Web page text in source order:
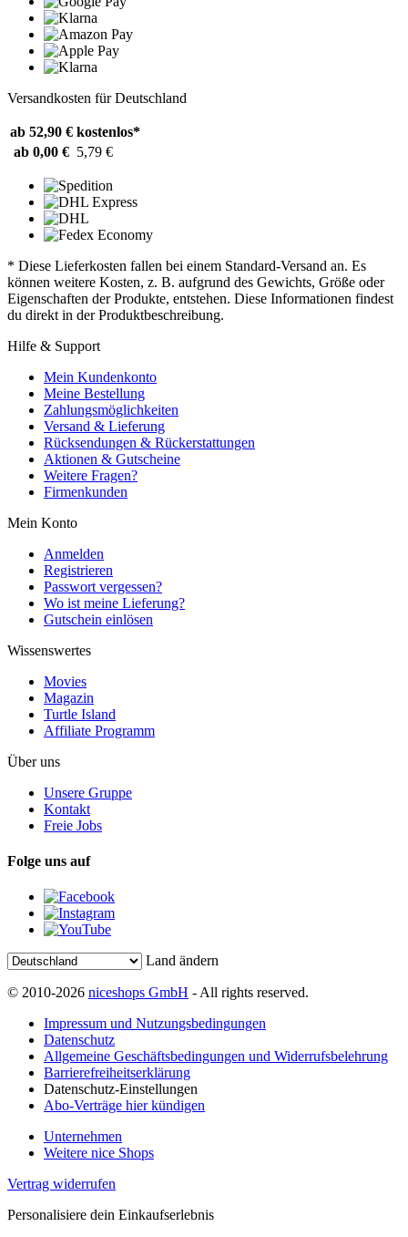
Versandkosten für Deutschland
ab 52,90 € kostenlos*
ab 0,00 € 5,79 €
* Diese Lieferkosten fallen bei einem Standard-Versand an. Es
können weitere Kosten, z. B. aufgrund des Gewichts, Größe oder
Eigenschaften der Produkte, entstehen. Diese Informationen findest
du direkt in der Produktbeschreibung.
Hilfe & Support
Mein Kundenkonto
Meine Bestellung
Zahlungsmöglichkeiten
Versand & Lieferung
Rücksendungen & Rückerstattungen
Aktionen & Gutscheine
Weitere Fragen?
Firmenkunden
Mein Konto
Anmelden
Registrieren
Passwort vergessen?
Wo ist meine Lieferung?
Gutschein einlösen
Wissenswertes
Movies
Magazin
Turtle Island
Affiliate Programm
Über uns
Unsere Gruppe
Kontakt
Freie Jobs
Folge uns auf
Land ändern
© 2010-2026 niceshops GmbH - All rights reserved.
Impressum und Nutzungsbedingungen
Datenschutz
Allgemeine Geschäftsbedingungen und Widerrufsbelehrung
Barrierefreiheitserklärung
Datenschutz-Einstellungen
Abo-Verträge hier kündigen
Unternehmen
Weitere nice Shops
Vertrag widerrufen
Personalisiere dein Einkaufserlebnis